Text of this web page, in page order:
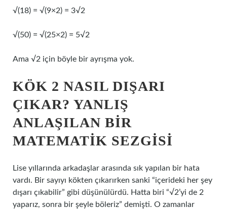
√(18) = √(9×2) = 3√2
√(50) = √(25×2) = 5√2
Ama √2 için böyle bir ayrışma yok.
KÖK 2 NASIL DIŞARI
ÇIKAR? YANLIŞ
ANLAŞILAN BIR
MATEMATIK SEZGISI
Lise yıllarında arkadaşlar arasında sık yapılan bir hata
vardı. Bir sayıyı kökten çıkarırken sanki “içerideki her şey
dışarı çıkabilir” gibi düşünülürdü. Hatta biri “√2’yi de 2
yaparız, sonra bir şeyle böleriz” demişti. O zamanlar